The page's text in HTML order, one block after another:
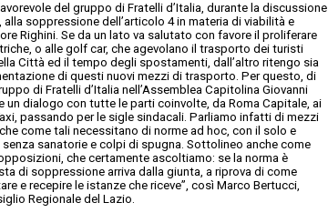
del gruppo di Fratelli d’Italia, durante la discussione
soppressione dell’articolo 4 in materia di viabilità e
Righini. Se da un lato va salutato con favore il proliferare
o alle golf car, che agevolano il trasporto dei turisti
Città ed il tempo degli spostamenti, dall’altro ritengo sia
di questi nuovi mezzi di trasporto. Per questo, di
di Fratelli d’Italia nell’Assemblea Capitolina Giovanni
dialogo con tutte le parti coinvolte, da Roma Capitale, ai
passando per le sigle sindacali. Parliamo infatti di mezzi
come tali necessitano di norme ad hoc, con il solo e
sanatorie e colpi di spugna. Sottolineo anche come
che certamente ascoltiamo: se la norma è
di soppressione arriva dalla giunta, a riprova di come
e recepire le istanze che riceve”, così Marco Bertucci,
Regionale del Lazio.